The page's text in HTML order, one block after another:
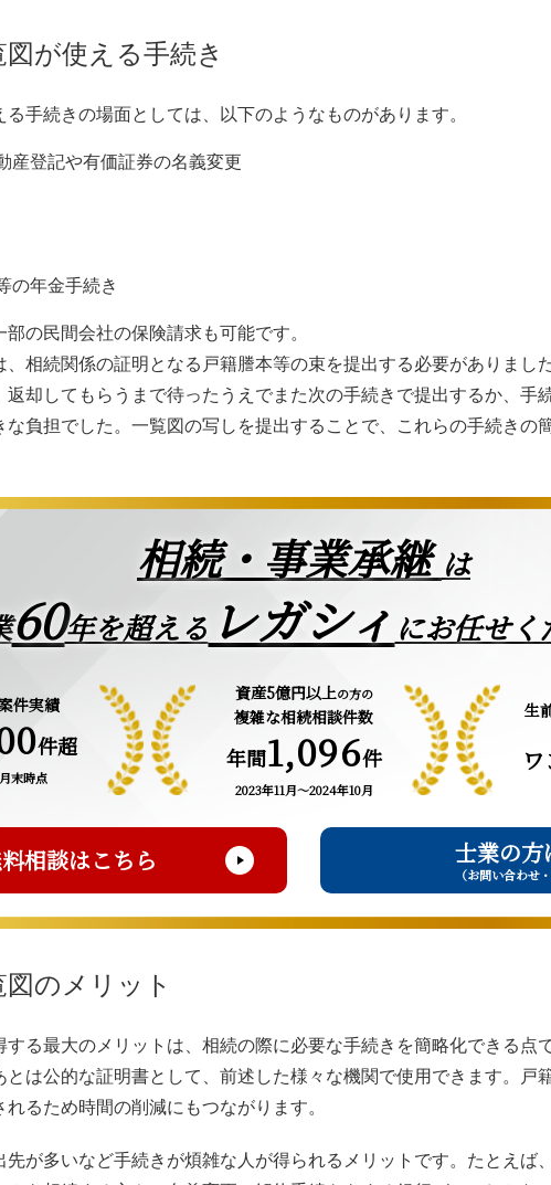
が使える手続き
手続きの場面としては、以下のようなものがあります。
産登記や有価証券の名義変更
の年金手続き
の民間会社の保険請求も可能です。
相続関係の証明となる戸籍謄本等の束を提出する必要がありまし
返却してもらうまで待ったうえでまた次の手続きで提出するか、手
な負担でした。一覧図の写しを提出することで、これらの手続きの
相続・事業承継 は
60年を超える レガシィ にお任せく
件実績
件超
末時点
資産5億円以上の方の
複雑な相続相談件数
年間1,096件
2023年11月～2024年10月
生
相談はこちら 士業の方
（お問い合わせ
のメリット
る最大のメリットは、相続の際に必要な手続きを簡略化できる点
は公的な証明書として、前述した様々な機関で使用できます。戸
るため時間の削減にもつながります。
先が多いなど手続きが煩雑な人が得られるメリットです。たとえば